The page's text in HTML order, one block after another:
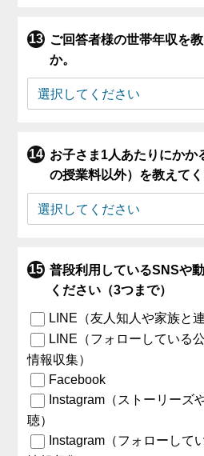
ご回答者様の世帯年収を
か。
お子さま1人あたりにかか
の授業料以外）を教えてく
普段利用しているSNSや
ください（3つまで）
LINE（友人知人や家族と連
LINE（フォローしている
情報収集）
Facebook
Instagram（ストーリーズ
聴）
Instagram（フォローして